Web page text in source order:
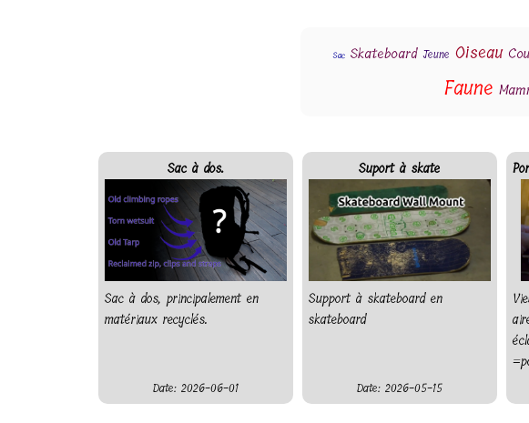
Sac Skateboard Jeune Oiseau
Faune
Sac à dos.
Sac à dos, principalement en
matériaux recyclés.
Date: 2026-06-01
Suport à skate
Support à skateboard en
skateboard
Date: 2026-05-15